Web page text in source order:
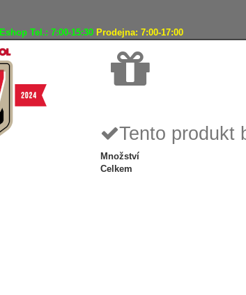
Eshop Tel.: 7:00-15:30 Prodejna: 7:00-17:00
Tento produkt
Množství
Celkem